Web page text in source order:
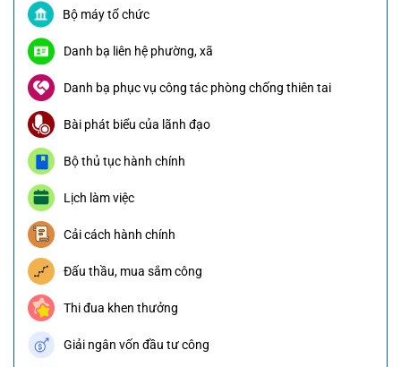
Bộ máy tổ chức
Danh bạ liên hệ phường, xã
Danh bạ phục vụ công tác phòng chống thiên tai
Bài phát biểu của lãnh đạo
Bộ thủ tục hành chính
Lịch làm việc
Cải cách hành chính
Đấu thầu, mua sắm công
Thi đua khen thưởng
Giải ngân vốn đầu tư công